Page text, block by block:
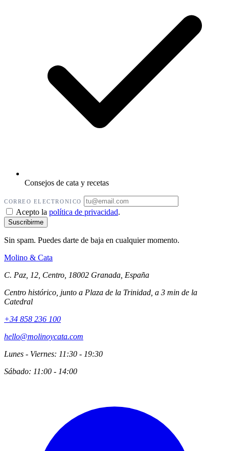
Consejos de cata y recetas
CORREO ELECTRONICO
Acepto la política de privacidad.
Sin spam. Puedes darte de baja en cualquier momento.
Molino & Cata
C. Paz, 12, Centro, 18002 Granada, España
Centro histórico, junto a Plaza de la Trinidad, a 3 min de la
Catedral
+34 858 236 100
hello@molinoycata.com
Lunes - Viernes: 11:30 - 19:30
Sábado: 11:00 - 14:00